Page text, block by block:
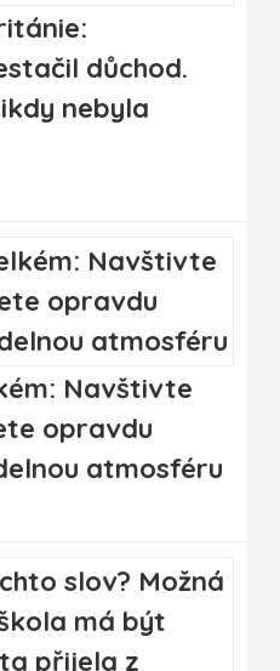
důchod.
nebyla
Navštivte
opravdu
atmosféru